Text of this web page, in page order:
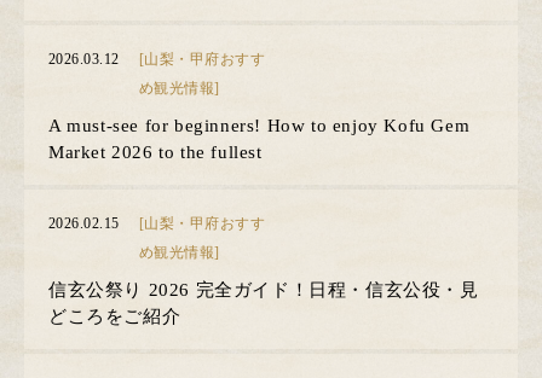
2026.03.12
[山梨・甲府おすす
め観光情報]
A must-see for beginners! How to enjoy Kofu Gem
Market 2026 to the fullest
2026.02.15
[山梨・甲府おすす
め観光情報]
信玄公祭り 2026 完全ガイド！日程・信玄公役・見
どころをご紹介